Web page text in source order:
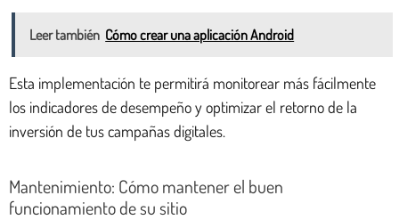
Leer también Cómo crear una aplicación Android
Esta implementación te permitirá monitorear más fácilmente
los indicadores de desempeño y optimizar el retorno de la
inversión de tus campañas digitales.
Mantenimiento: Cómo mantener el buen
funcionamiento de su sitio